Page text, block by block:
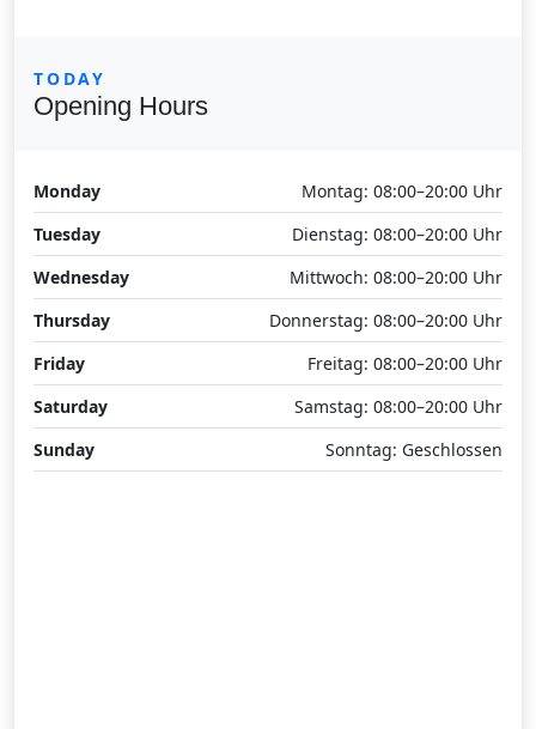
TODAY
Opening Hours
Monday
Montag: 08:00–20:00 Uhr
Tuesday
Dienstag: 08:00–20:00 Uhr
Wednesday
Mittwoch: 08:00–20:00 Uhr
Thursday
Donnerstag: 08:00–20:00 Uhr
Friday
Freitag: 08:00–20:00 Uhr
Saturday
Samstag: 08:00–20:00 Uhr
Sunday
Sonntag: Geschlossen